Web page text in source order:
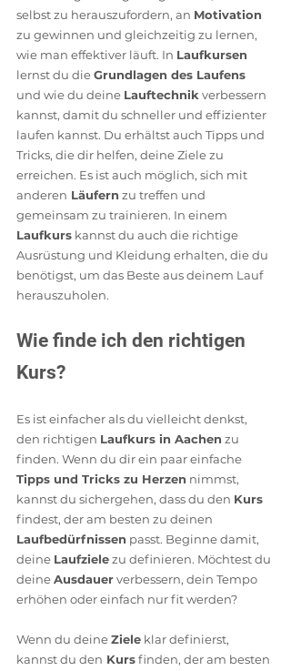
selbst zu herauszufordern, an Motivation
zu gewinnen und gleichzeitig zu lernen,
wie man effektiver läuft. In Laufkursen
lernst du die Grundlagen des Laufens
und wie du deine Lauftechnik verbessern
kannst, damit du schneller und effizienter
laufen kannst. Du erhältst auch Tipps und
Tricks, die dir helfen, deine Ziele zu
erreichen. Es ist auch möglich, sich mit
anderen Läufern zu treffen und
gemeinsam zu trainieren. In einem
Laufkurs kannst du auch die richtige
Ausrüstung und Kleidung erhalten, die du
benötigst, um das Beste aus deinem Lauf
herauszuholen.
Wie finde ich den richtigen
Kurs?
Es ist einfacher als du vielleicht denkst,
den richtigen Laufkurs in Aachen zu
finden. Wenn du dir ein paar einfache
Tipps und Tricks zu Herzen nimmst,
kannst du sichergehen, dass du den Kurs
findest, der am besten zu deinen
Laufbedürfnissen passt. Beginne damit,
deine Laufziele zu definieren. Möchtest du
deine Ausdauer verbessern, dein Tempo
erhöhen oder einfach nur fit werden?
Wenn du deine Ziele klar definierst,
kannst du den Kurs finden, der am besten